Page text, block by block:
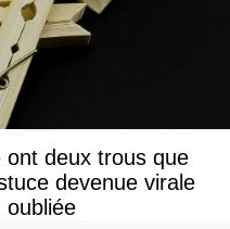
ont deux trous que
devenue virale
oubliée